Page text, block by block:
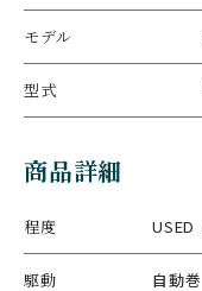
モデル
型式
商品詳細
程度 USED
駆動 自動巻